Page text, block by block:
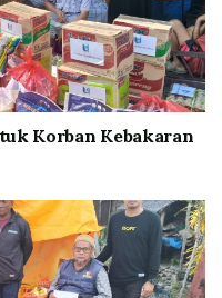
Korban Kebakaran